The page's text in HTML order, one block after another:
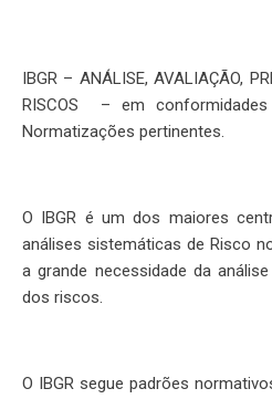
IBGR – ANÁLISE, AVALIAÇÃO,
RISCOS – em
Normatizações pertinentes.
O IBGR é um dos maiores
análises sistemáticas de Risco
a grande necessidade da
dos riscos.
O IBGR segue padrões